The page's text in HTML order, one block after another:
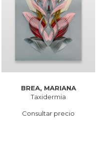
BREA, MARIANA
Taxidermia
Consultar precio